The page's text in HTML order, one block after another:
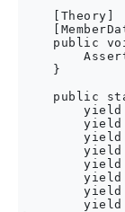
    [Theory]
public
    }
public
yield
yield